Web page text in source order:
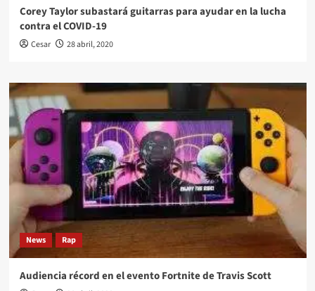
Corey Taylor subastará guitarras para ayudar en la lucha
contra el COVID-19
Cesar 28 abril, 2020
News Rap
Audiencia récord en el evento Fortnite de Travis Scott